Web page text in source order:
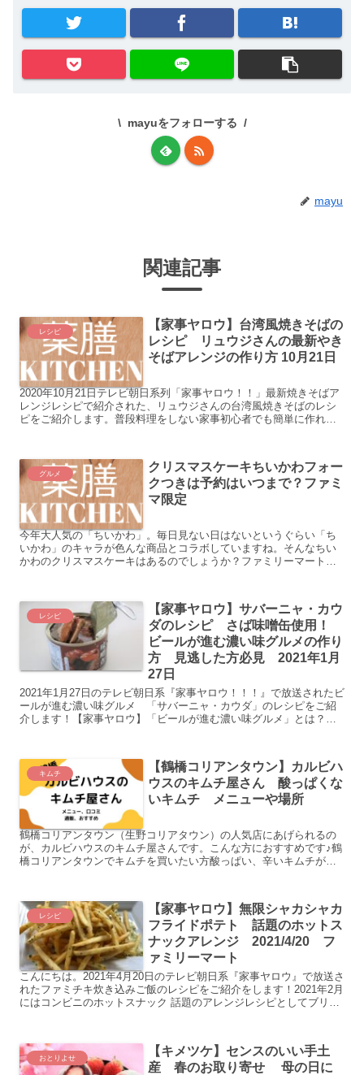
mayuをフォローする
mayu
関連記事
レシピ
【家事ヤロウ】台湾風焼きそばの
レシピ リュウジさんの最新やき
そばアレンジの作り方 10月21日
2020年10月21日テレビ朝日系列「家事ヤロウ！！」最新焼きそばア
レンジレシピで紹介された、リュウジさんの台湾風焼きそばのレシ
ピをご紹介します。普段料理をしない家事初心者でも簡単に作れる
グルメ
クリスマスケーキちいかわフォー
クつきは予約はいつまで？ファミ
マ限定
今年大人気の「ちいかわ」。毎日見ない日はないというぐらい「ち
いかわ」のキャラが色んな商品とコラボしていますね。そんなちい
かわのクリスマスケーキはあるのでしょうか？ファミリーマートで
レシピ
【家事ヤロウ】サバーニャ・カウ
ダのレシピ さば味噌缶使用！
ビールが進む濃い味グルメの作り
方 見逃した方必見 2021年1月
27日
2021年1月27日のテレビ朝日系『家事ヤロウ！！！』で放送されたビ
ールが進む濃い味グルメ 「サバーニャ・カウダ」のレシピをご紹
介します！【家事ヤロウ】「ビールが進む濃い味グルメ」とは？ビ
キムチ
【鶴橋コリアンタウン】カルビハ
ウスのキムチ屋さん 酸っぱくな
いキムチ メニューや場所
鶴橋コリアンタウン（生野コリアタウン）の人気店にあげられるの
が、カルビハウスのキムチ屋さんです。こんな方におすすめです♪鶴
橋コリアンタウンでキムチを買いたい方酸っぱい、辛いキムチが苦
レシピ
【家事ヤロウ】無限シャカシャカ
フライドポテト 話題のホットス
ナックアレンジ 2021/4/20 フ
ァミリーマート
こんにちは。2021年4月20日のテレビ朝日系『家事ヤロウ』で放送さ
れたファミチキ炊き込みご飯のレシピをご紹介をします！2021年2月
にはコンビニのホットスナック 話題のアレンジレシピとしてブリト
おとりよせ
【キメツケ】センスのいい手土
産 春のお取り寄せ 母の日に